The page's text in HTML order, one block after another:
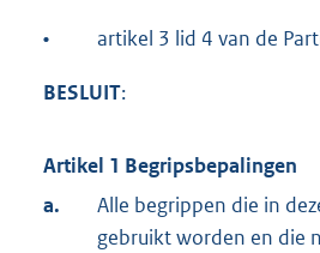
• artikel 3 lid 4 van de
BESLUIT:
Artikel 1 Begripsbepalingen
a.
Alle begrippen die in
gebruikt worden en die